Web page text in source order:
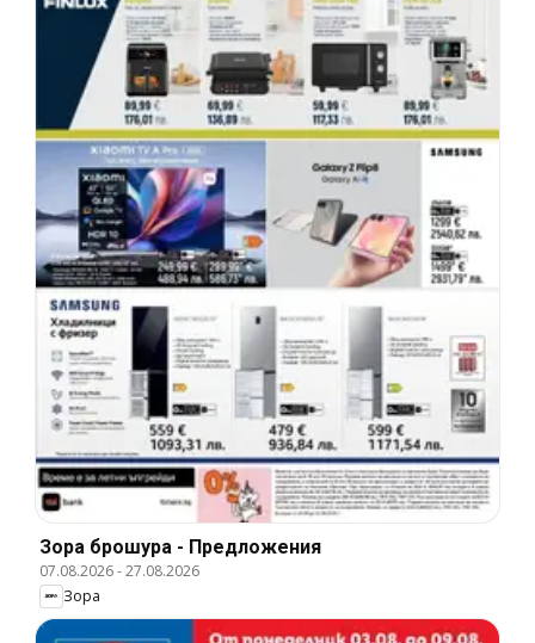
Зора брошура - Предложения
07.08.2026-27.08.2026
Зора